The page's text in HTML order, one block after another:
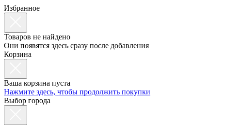
Избранное
Товаров не найдено
Они появятся здесь сразу после добавления
Корзина
Ваша корзина пуста
Нажмите здесь, чтобы продолжить покупки
Выбор города